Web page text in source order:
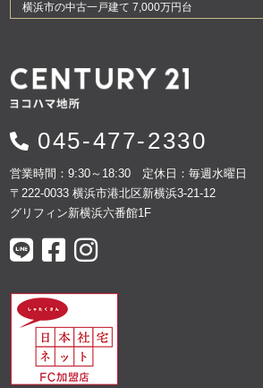
横浜市の中古一戸建て 7,000万円台
045-477-2330
営業時間：9:30～18:30 定休日：毎週水曜日
〒222-0033 横浜市港北区新横浜3-21-12
グリフィン新横浜六番館1F